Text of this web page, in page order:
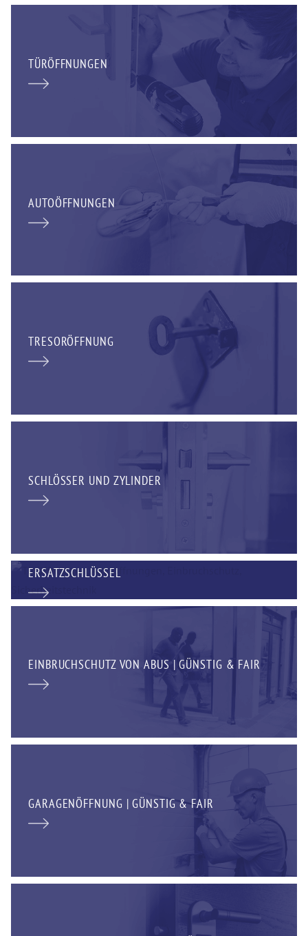
TÜRÖFFNUNGEN
AUTOÖFFNUNGEN
TRESORÖFFNUNG
SCHLÖSSER UND ZYLINDER
ERSATZSCHLÜSSEL
EINBRUCHSCHUTZ VON ABUS | GÜNSTIG & FAIR
GARAGENÖFFNUNG | GÜNSTIG & FAIR